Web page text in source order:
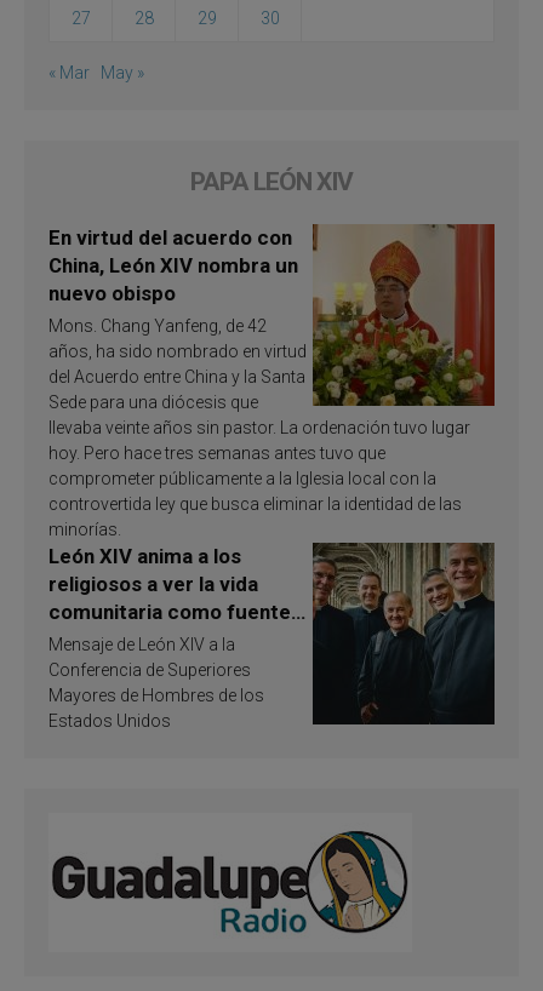
27 28 29 30
« Mar May »
PAPA LEÓN XIV
En virtud del acuerdo con
China, León XIV nombra un
nuevo obispo
Mons. Chang Yanfeng, de 42
años, ha sido nombrado en virtud
del Acuerdo entre China y la Santa
Sede para una diócesis que
llevaba veinte años sin pastor. La ordenación tuvo lugar
hoy. Pero hace tres semanas antes tuvo que
comprometer públicamente a la Iglesia local con la
controvertida ley que busca eliminar la identidad de las
minorías.
León XIV anima a los
religiosos a ver la vida
comunitaria como fuente
de inspiración y
santificación
Mensaje de León XIV a la
Conferencia de Superiores
Mayores de Hombres de los
Estados Unidos